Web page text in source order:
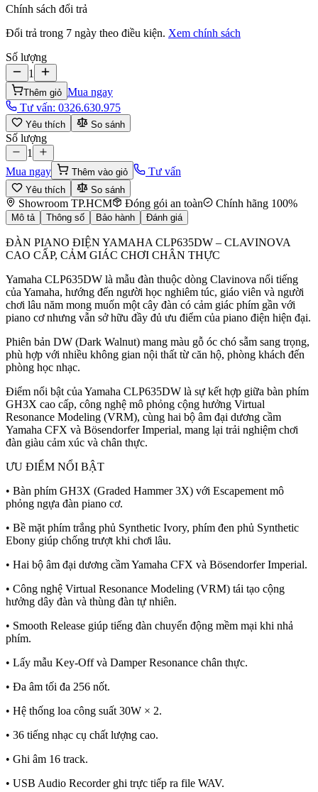
Chính sách đổi trả
Đổi trả trong 7 ngày theo điều kiện. Xem chính sách
Số lượng
1
Thêm giỏ Mua ngay
Tư vấn: 0326.630.975
Yêu thích So sánh
Số lượng
1
Mua ngay
Thêm vào giỏ Tư vấn
Yêu thích So sánh
Showroom TP.HCM Đóng gói an toàn Chính hãng 100%
Mô tả Thông số Bảo hành Đánh giá
ĐÀN PIANO ĐIỆN YAMAHA CLP635DW – CLAVINOVA
CAO CẤP, CẢM GIÁC CHƠI CHÂN THỰC
Yamaha CLP635DW là mẫu đàn thuộc dòng Clavinova nổi tiếng
của Yamaha, hướng đến người học nghiêm túc, giáo viên và người
chơi lâu năm mong muốn một cây đàn có cảm giác phím gần với
piano cơ nhưng vẫn sở hữu đầy đủ ưu điểm của piano điện hiện đại.
Phiên bản DW (Dark Walnut) mang màu gỗ óc chó sẫm sang trọng,
phù hợp với nhiều không gian nội thất từ căn hộ, phòng khách đến
phòng học nhạc.
Điểm nổi bật của Yamaha CLP635DW là sự kết hợp giữa bàn phím
GH3X cao cấp, công nghệ mô phỏng cộng hưởng Virtual
Resonance Modeling (VRM), cùng hai bộ âm đại dương cầm
Yamaha CFX và Bösendorfer Imperial, mang lại trải nghiệm chơi
đàn giàu cảm xúc và chân thực.
ƯU ĐIỂM NỔI BẬT
• Bàn phím GH3X (Graded Hammer 3X) với Escapement mô
phỏng ngựa đàn piano cơ.
• Bề mặt phím trắng phủ Synthetic Ivory, phím đen phủ Synthetic
Ebony giúp chống trượt khi chơi lâu.
• Hai bộ âm đại dương cầm Yamaha CFX và Bösendorfer Imperial.
• Công nghệ Virtual Resonance Modeling (VRM) tái tạo cộng
hưởng dây đàn và thùng đàn tự nhiên.
• Smooth Release giúp tiếng đàn chuyển động mềm mại khi nhả
phím.
• Lấy mẫu Key-Off và Damper Resonance chân thực.
• Đa âm tối đa 256 nốt.
• Hệ thống loa công suất 30W × 2.
• 36 tiếng nhạc cụ chất lượng cao.
• Ghi âm 16 track.
• USB Audio Recorder ghi trực tiếp ra file WAV.